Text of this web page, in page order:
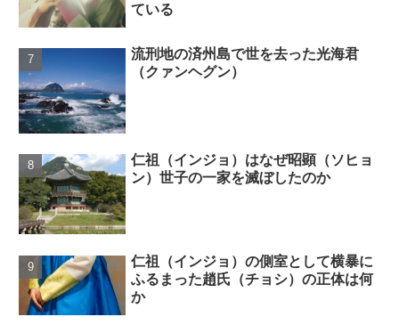
ている
流刑地の済州島で世を去った光海君
（クァンヘグン）
仁祖（インジョ）はなぜ昭顕（ソヒョ
ン）世子の一家を滅ぼしたのか
仁祖（インジョ）の側室として横暴に
ふるまった趙氏（チョシ）の正体は何
か